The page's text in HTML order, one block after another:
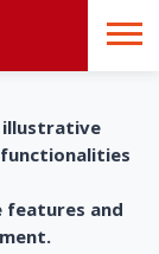
illustrative
features and